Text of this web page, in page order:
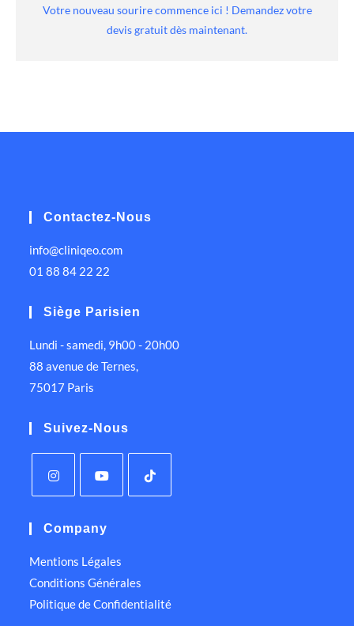
Votre nouveau sourire commence ici ! Demandez votre
devis gratuit dès maintenant.
Contactez-Nous
info@cliniqeo.com
01 88 84 22 22
Siège Parisien
Lundi - samedi, 9h00 - 20h00
88 avenue de Ternes,
75017 Paris
Suivez-Nous
Company
Mentions Légales
Conditions Générales
Politique de Confidentialité